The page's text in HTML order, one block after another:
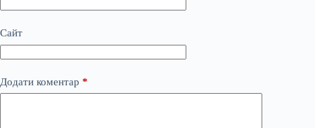
Сайт
Додати коментар *